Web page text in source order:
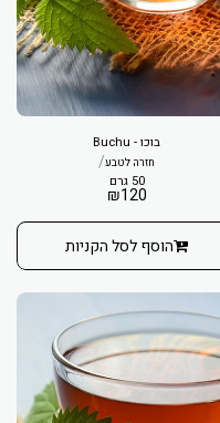
בוכו - Buchu
חזרה לטבע/
50 גרם
₪120
הוסף לסל הקניות